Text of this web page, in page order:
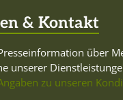
& Kontakt
über
unserer
zu unseren